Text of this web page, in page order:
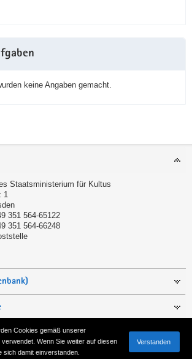
keine Angaben gemacht.
Staatsministerium für Kultus
1
351 564-65122
351 564-66248
Cookies gemäß unserer
verwendet. Wenn Sie weiter auf diesen
sich damit einverstanden.
Verstanden